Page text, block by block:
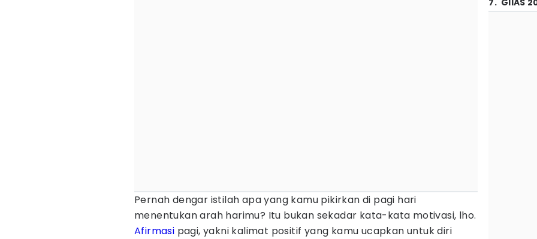
Pernah dengar istilah apa yang kamu pikirkan di pagi hari
menentukan arah harimu? Itu bukan sekadar kata-kata motivasi, lho.
Afirmasi pagi, yakni kalimat positif yang kamu ucapkan untuk diri
7. GIIAS